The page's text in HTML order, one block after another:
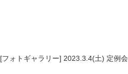
[フォトギャラリー] 2023.3.4(土) 定例会